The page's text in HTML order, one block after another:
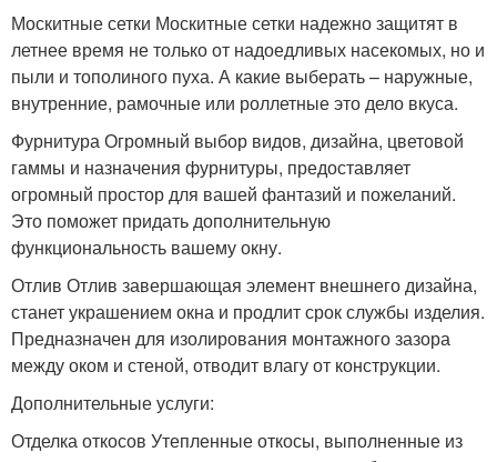
Москитные сетки Москитные сетки надежно защитят в
летнее время не только от надоедливых насекомых, но и
пыли и тополиного пуха. А какие выберать – наружные,
внутренние, рамочные или роллетные это дело вкуса.
Фурнитура Огромный выбор видов, дизайна, цветовой
гаммы и назначения фурнитуры, предоставляет
огромный простор для вашей фантазий и пожеланий.
Это поможет придать дополнительную
функциональность вашему окну.
Отлив Отлив завершающая элемент внешнего дизайна,
станет украшением окна и продлит срок службы изделия.
Предназначен для изолирования монтажного зазора
между оком и стеной, отводит влагу от конструкции.
Дополнительные услуги:
Отделка откосов Утепленные откосы, выполненные из